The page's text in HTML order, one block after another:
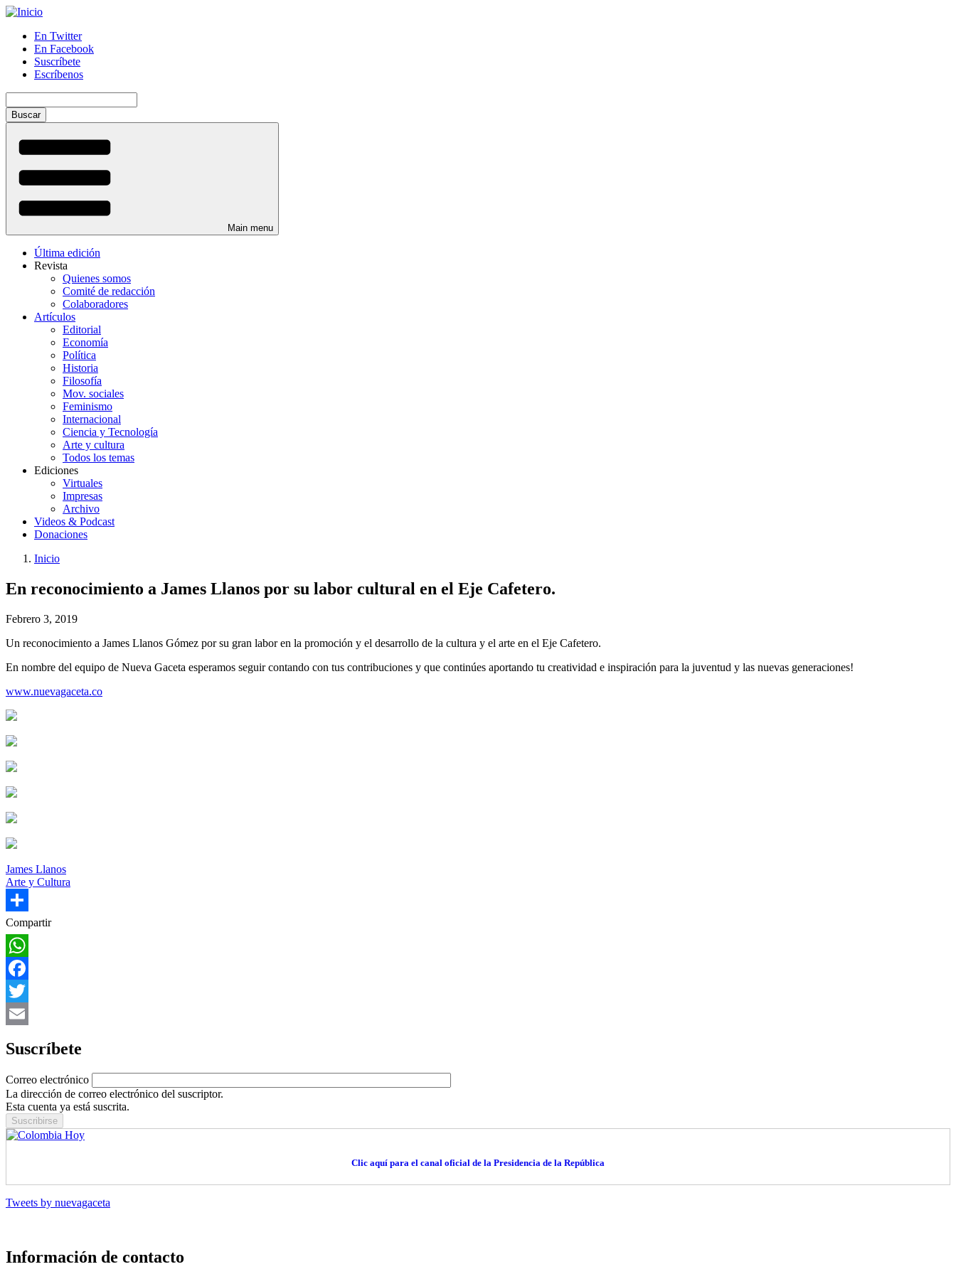
Pasar
contenido
principal
Menú
auxiliar
En Twitter
En Facebook
Suscríbete
Escríbenos
Main menu
Última edición
Revista
Quienes somos
Comité de redacción
Colaboradores
Artículos
Editorial
Economía
Política
Historia
Filosofía
Mov. sociales
Feminismo
Internacional
Ciencia y Tecnología
Arte y cultura
Todos los temas
Ediciones
Virtuales
Impresas
Archivo
Videos & Podcast
Donaciones
de
ayuda
la
navegación
are
Inicio
En reconocimiento a James Llanos por su labor cultural en el Eje Cafetero.
Febrero 3, 2019
Un reconocimiento a James Llanos Gómez por su gran labor en la promoción y el desarrollo de la cultura y el arte en el Eje Cafetero.
En nombre del equipo de Nueva Gaceta esperamos seguir contando con tus contribuciones y que continúes aportando tu creatividad e inspiración para la juventud y las nuevas generaciones!
www.nuevagaceta.co
James Llanos
Arte y Cultura
Share
Compartir
WhatsApp
Facebook
Twitter
Suscríbete
Correo electrónico
La dirección de correo electrónico del suscriptor.
Esta cuenta ya está suscrita.
Clic aquí para el canal oficial de la Presidencia de la República
Tweets by nuevagaceta
Información de contacto